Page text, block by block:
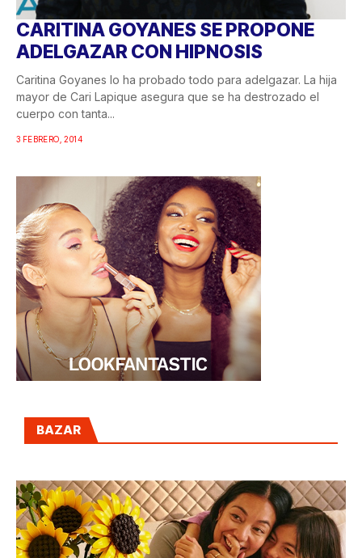
CARITINA GOYANES SE PROPONE
ADELGAZAR CON HIPNOSIS
Caritina Goyanes lo ha probado todo para adelgazar. La hija
mayor de Cari Lapique asegura que se ha destrozado el
cuerpo con tanta...
3 FEBRERO, 2014
BAZAR